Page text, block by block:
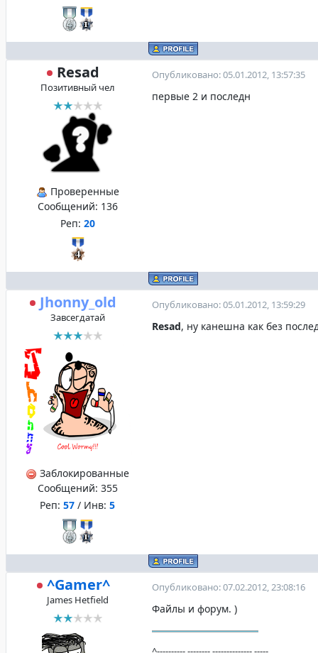
Resad
Позитивный чел
Проверенные
Сообщений: 136
Реп: 20
Опубликовано: 05.01.2012, 13:57:35
первые 2 и последн
Jhonny_old
Завсегдатай
Заблокированные
Сообщений: 355
Реп: 57 / Инв: 5
Опубликовано: 05.01.2012, 13:59:29
Resad, ну канешна как без
^Gamer^
James Hetfield
Опубликовано: 07.02.2012, 23:08:16
Файлы и форум. )